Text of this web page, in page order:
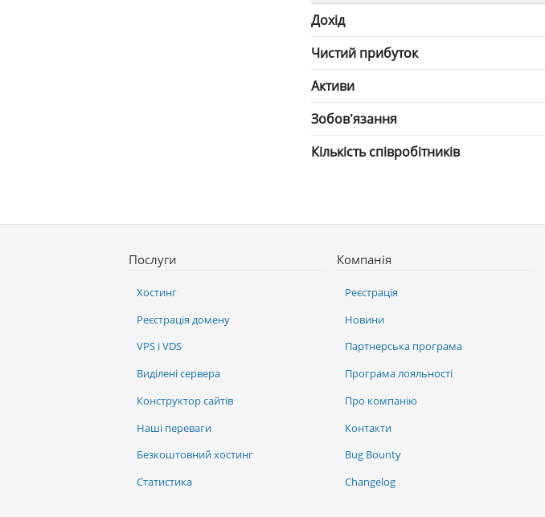
Дохід
Чистий прибуток
Активи
Зобов’язання
Кількість співробітників
Послуги
Хостинг
Реєстрація домену
VPS і VDS
Виділені сервера
Конструктор сайтів
Наші переваги
Безкоштовний хостинг
Статистика
Компанія
Реєстрація
Новини
Партнерська програма
Програма лояльності
Про компанію
Контакти
Bug Bounty
Changelog